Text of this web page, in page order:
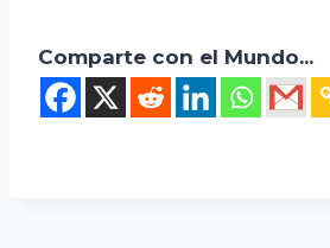
Comparte con el Mundo...